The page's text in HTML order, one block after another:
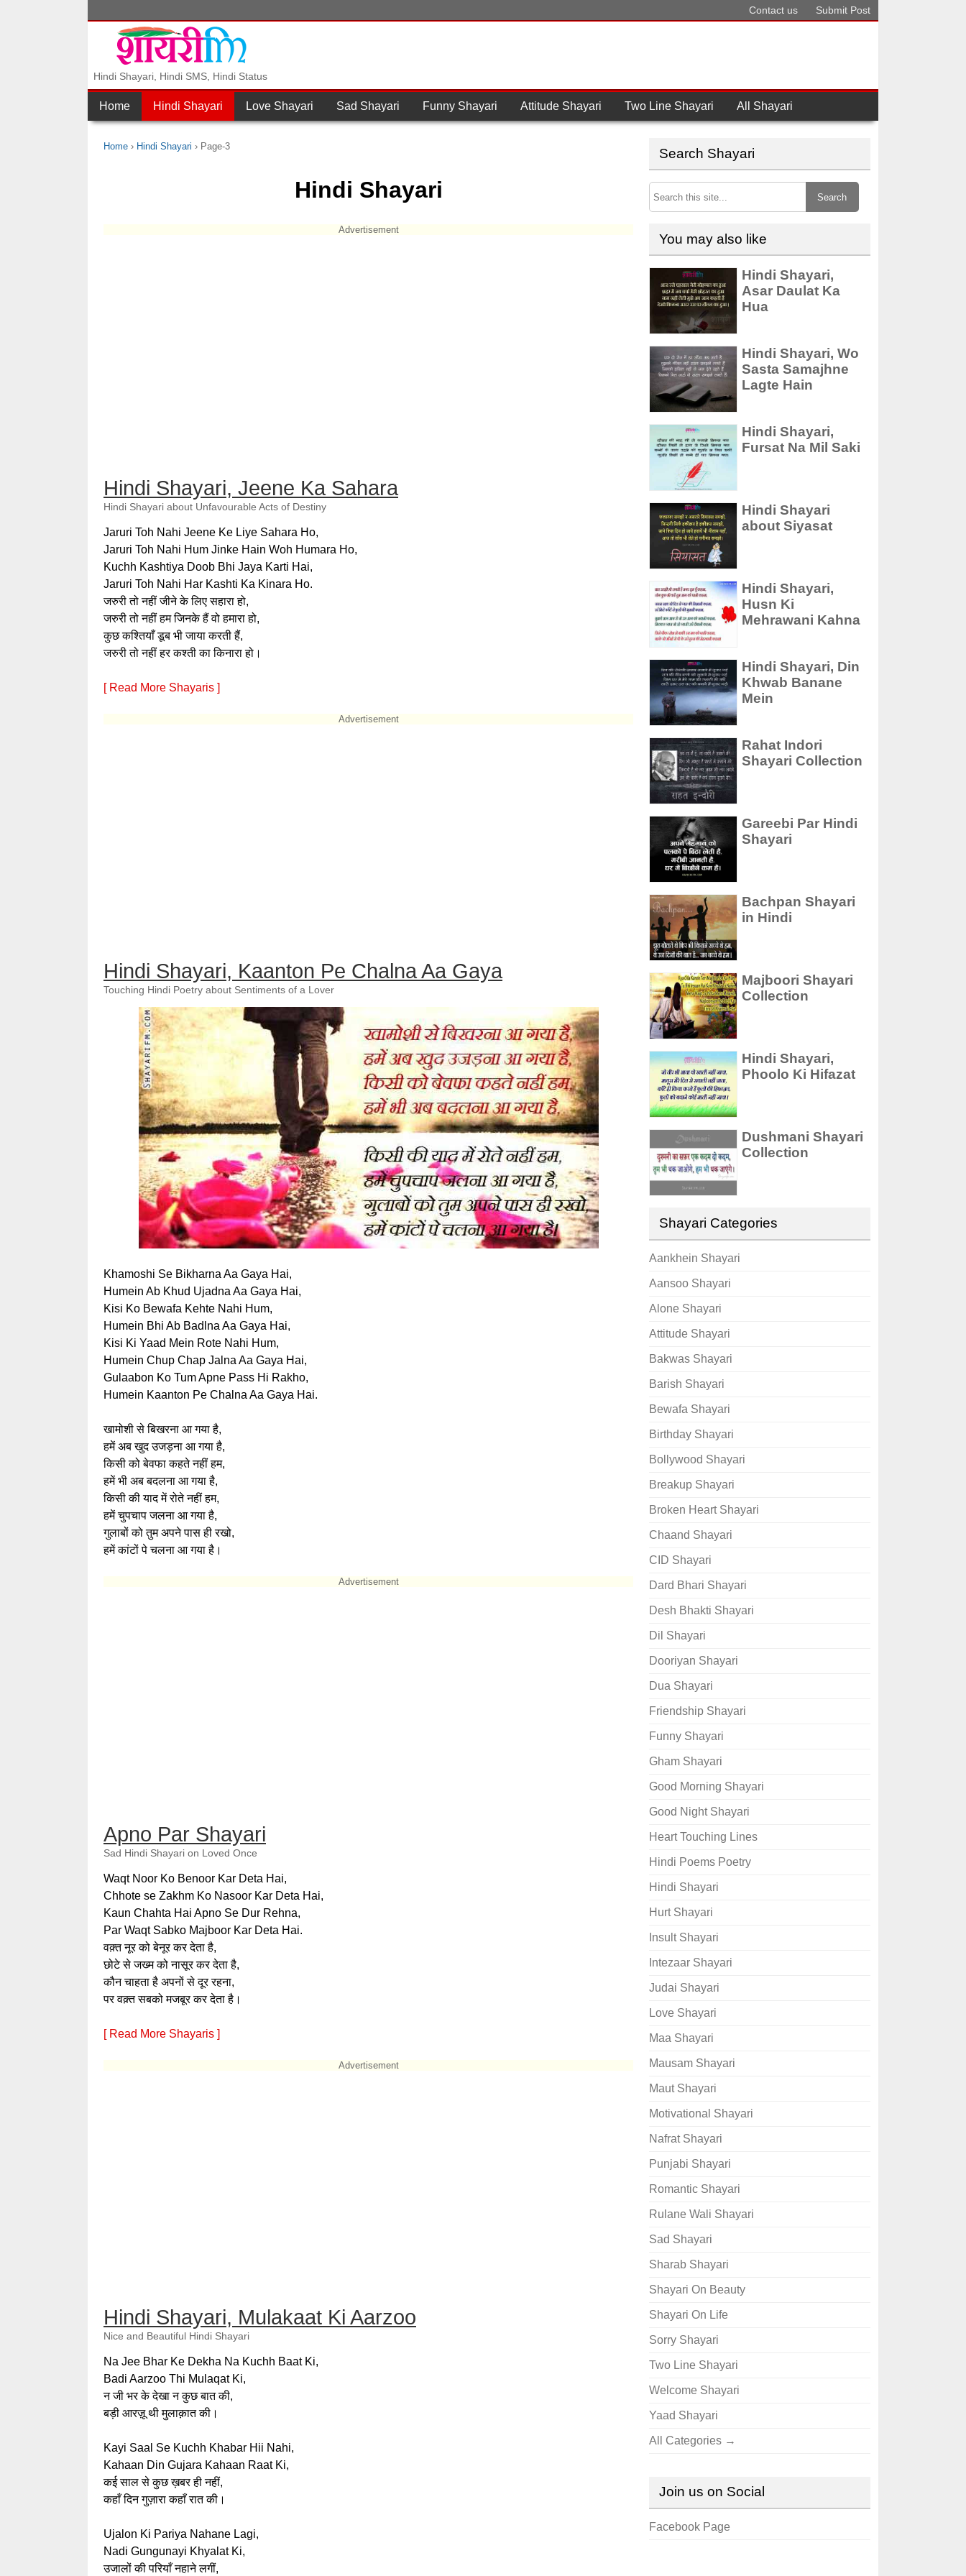
Contact us Submit Post
Hindi Shayari, Hindi SMS, Hindi Status
Home Hindi Shayari Love Shayari Sad Shayari Funny Shayari Attitude Shayari Two Line Shayari All Shayari
Home Hindi Shayari Page-3
Hindi Shayari
Advertisement
Hindi Shayari, Jeene Ka Sahara
Hindi Shayari about Unfavourable Acts of Destiny
Jaruri Toh Nahi Jeene Ke Liye Sahara Ho,
Jaruri Toh Nahi Hum Jinke Hain Woh Humara Ho,
Kuchh Kashtiya Doob Bhi Jaya Karti Hai,
Jaruri Toh Nahi Har Kashti Ka Kinara Ho.
जरुरी तो नहीं जीने के लिए सहारा हो,
जरुरी तो नहीं हम जिनके हैं वो हमारा हो,
कुछ कश्तियाँ डूब भी जाया करती हैं,
जरुरी तो नहीं हर कश्ती का किनारा हो।
[ Read More Shayaris ]
Advertisement
Hindi Shayari, Kaanton Pe Chalna Aa Gaya
Touching Hindi Poetry about Sentiments of a Lover
Khamoshi Se Bikharna Aa Gaya Hai,
Humein Ab Khud Ujadna Aa Gaya Hai,
Kisi Ko Bewafa Kehte Nahi Hum,
Humein Bhi Ab Badlna Aa Gaya Hai,
Kisi Ki Yaad Mein Rote Nahi Hum,
Humein Chup Chap Jalna Aa Gaya Hai,
Gulaabon Ko Tum Apne Pass Hi Rakho,
Humein Kaanton Pe Chalna Aa Gaya Hai.
खामोशी से बिखरना आ गया है,
हमें अब खुद उजड़ना आ गया है,
किसी को बेवफा कहते नहीं हम,
हमें भी अब बदलना आ गया है,
किसी की याद में रोते नहीं हम,
हमें चुपचाप जलना आ गया है,
गुलाबों को तुम अपने पास ही रखो,
हमें कांटों पे चलना आ गया है।
Advertisement
Apno Par Shayari
Sad Hindi Shayari on Loved Once
Waqt Noor Ko Benoor Kar Deta Hai,
Chhote se Zakhm Ko Nasoor Kar Deta Hai,
Kaun Chahta Hai Apno Se Dur Rehna,
Par Waqt Sabko Majboor Kar Deta Hai.
वक़्त नूर को बेनूर कर देता है,
छोटे से जख्म को नासूर कर देता है,
कौन चाहता है अपनों से दूर रहना,
पर वक़्त सबको मजबूर कर देता है।
[ Read More Shayaris ]
Advertisement
Hindi Shayari, Mulakaat Ki Aarzoo
Nice and Beautiful Hindi Shayari
Na Jee Bhar Ke Dekha Na Kuchh Baat Ki,
Badi Aarzoo Thi Mulaqat Ki,
न जी भर के देखा न कुछ बात की,
बड़ी आरज़ू थी मुलाक़ात की।
Kayi Saal Se Kuchh Khabar Hii Nahi,
Kahaan Din Gujara Kahaan Raat Ki,
कई साल से कुछ ख़बर ही नहीं,
कहाँ दिन गुज़ारा कहाँ रात की।
Ujalon Ki Pariya Nahane Lagi,
Nadi Gungunayi Khyalat Ki,
उजालों की परियाँ नहाने लगीं,
Search Shayari
Search
You may also like
Hindi Shayari,
Asar Daulat Ka
Hua
Hindi Shayari, Wo
Sasta Samajhne
Lagte Hain
Hindi Shayari,
Fursat Na Mil Saki
Hindi Shayari
about Siyasat
Hindi Shayari,
Husn Ki
Mehrawani Kahna
Hindi Shayari, Din
Khwab Banane
Mein
Rahat Indori
Shayari Collection
Gareebi Par Hindi
Shayari
Bachpan Shayari
in Hindi
Majboori Shayari
Collection
Hindi Shayari,
Phoolo Ki Hifazat
Dushmani Shayari
Collection
Shayari Categories
Aankhein Shayari
Aansoo Shayari
Alone Shayari
Attitude Shayari
Bakwas Shayari
Barish Shayari
Bewafa Shayari
Birthday Shayari
Bollywood Shayari
Breakup Shayari
Broken Heart Shayari
Chaand Shayari
CID Shayari
Dard Bhari Shayari
Desh Bhakti Shayari
Dil Shayari
Dooriyan Shayari
Dua Shayari
Friendship Shayari
Funny Shayari
Gham Shayari
Good Morning Shayari
Good Night Shayari
Heart Touching Lines
Hindi Poems Poetry
Hindi Shayari
Hurt Shayari
Insult Shayari
Intezaar Shayari
Judai Shayari
Love Shayari
Maa Shayari
Mausam Shayari
Maut Shayari
Motivational Shayari
Nafrat Shayari
Punjabi Shayari
Romantic Shayari
Rulane Wali Shayari
Sad Shayari
Sharab Shayari
Shayari On Beauty
Shayari On Life
Sorry Shayari
Two Line Shayari
Welcome Shayari
Yaad Shayari
All Categories →
Join us on Social
Facebook Page